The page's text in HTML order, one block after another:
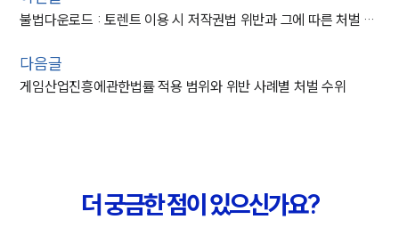
불법다운로드 : 토렌트 이용 시 저작권법 위반과 그에 따른 처벌 수위
다음글
게임산업진흥에관한법률 적용 범위와 위반 사례별 처벌 수위
더 궁금한 점이 있으신가요?